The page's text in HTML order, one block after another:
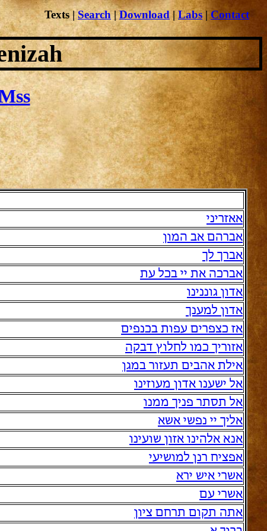
אאזריני
אברהם אב המון
אברך לך
אברכה את יי בכל עת
אדון גוננינו
אדון למענך
אז כצפרים עפות בכנפים
אזוריך כמו לחלוץ דבקה
אילת אהבים תעזור במגן
אל ישענו אדון מעוזינו
אל תסתר פניך ממנו
אליך יי נפשי אשא
אנא אלהינו אזון שועינו
אפציח רנן למושיעי
אשרי איש ירא
אשרי עם
אתה תקום תרחם ציון
Texts|Search|Download|Labs | Contact